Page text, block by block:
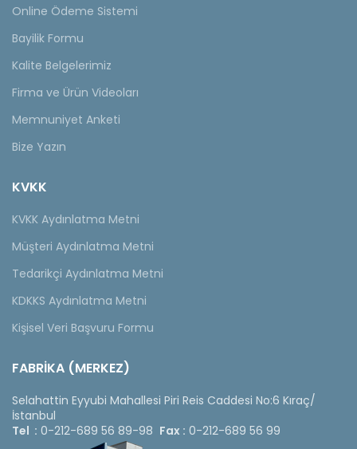
Online Ödeme Sistemi
Bayilik Formu
Kalite Belgelerimiz
Firma ve Ürün Videoları
Memnuniyet Anketi
Bize Yazın
KVKK
KVKK Aydınlatma Metni
Müşteri Aydınlatma Metni
Tedarikçi Aydınlatma Metni
KDKKS Aydınlatma Metni
Kişisel Veri Başvuru Formu
FABRİKA (MERKEZ)
Selahattin Eyyubi Mahallesi Piri Reis Caddesi No:6 Kıraç/
İstanbul
Tel : 0-212-689 56 89-98 Fax : 0-212-689 56 99